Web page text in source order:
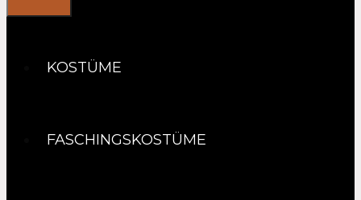
KOSTÜME
FASCHINGSKOSTÜME